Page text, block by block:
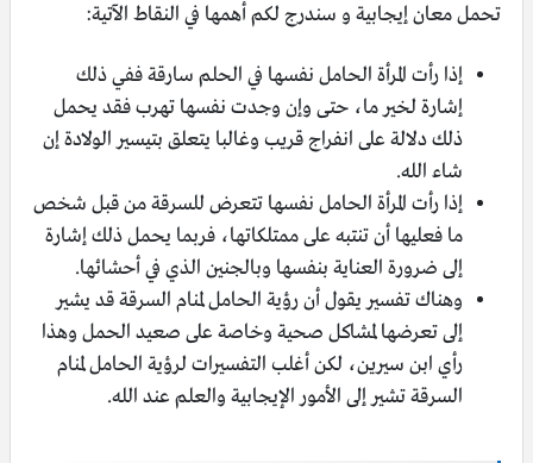
تحمل معان إيجابية و سندرج لكم أهمها في النقاط الآتية:
إذا رأت المرأة الحامل نفسها في الحلم سارقة ففي ذلك
إشارة لخير ما، حتى وإن وجدت نفسها تهرب فقد يحمل
ذلك دلالة على انفراج قريب وغالبا يتعلق بتيسير الولادة إن
شاء الله.
إذا رأت المرأة الحامل نفسها تتعرض للسرقة من قبل شخص
ما فعليها أن تنتبه على ممتلكاتها، فربما يحمل ذلك إشارة
إلى ضرورة العناية بنفسها وبالجنين الذي في أحشائها.
وهناك تفسير يقول أن رؤية الحامل لمنام السرقة قد يشير
إلى تعرضها لمشاكل صحية وخاصة على صعيد الحمل وهذا
رأي ابن سيرين، لكن أغلب التفسيرات لرؤية الحامل لمنام
السرقة تشير إلى الأمور الإيجابية والعلم عند الله.